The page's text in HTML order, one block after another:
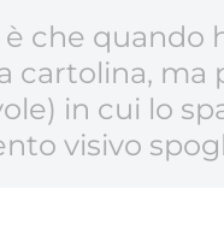
che
cartolina,
in cui lo
visivo